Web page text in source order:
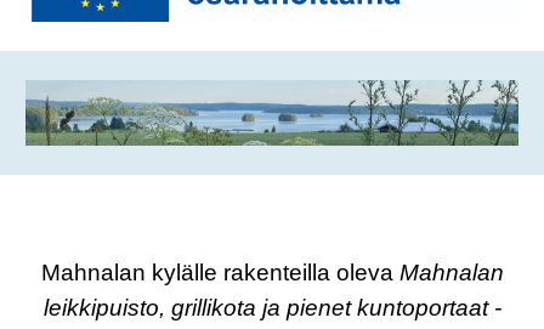
Mahnalan kylälle rakenteilla oleva Mahnalan
leikkipuisto, grillikota ja pienet kuntoportaat -